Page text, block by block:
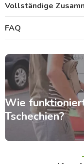
Vollständige
FAQ
Wie
Tschechien?